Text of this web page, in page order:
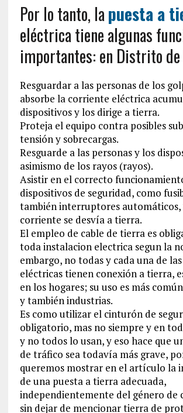
Por lo tanto, lapuesta a
eléctrica tiene algunas
importantes: en Distrito de
Resguardar a las personas de los
absorbe la corriente eléctrica
dispositivos y los dirige a tierra.
Proteja el equipo contra posibles
tensión y sobrecargas.
Resguarde a las personas y los
asimismo de los rayos (rayos).
Asistir en el correcto
dispositivos de seguridad, como
también interruptores automáticos,
corriente se desvía a tierra.
El empleo de cable de tierra es
toda instalacion electrica segun la
embargo, no todas y cada una de
eléctricas tienen conexión a tierra,
en los hogares; su uso es más
y también industrias.
Es como utilizar el cinturón de
obligatorio, mas no siempre y en
y no todos lo usan, y eso hace que
de tráfico sea todavía más grave,
queremos mostrar en el artículo la
de una puesta a tierra adecuada,
independientemente del género de
sin dejar de mencionar tierra de